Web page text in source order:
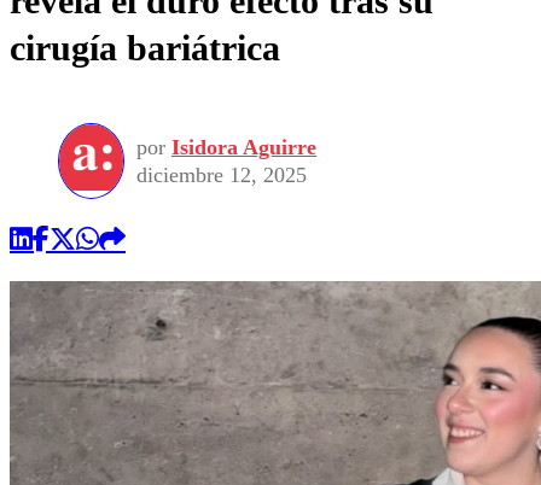
cirugía bariátrica
por Isidora Aguirre
diciembre 12, 2025